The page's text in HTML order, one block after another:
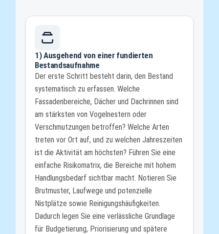
1) Ausgehend von einer fundierten
Bestandsaufnahme
Der erste Schritt besteht darin, den Bestand
systematisch zu erfassen. Welche
Fassadenbereiche, Dächer und Dachrinnen sind
am stärksten von Vogelnestern oder
Verschmutzungen betroffen? Welche Arten
treten vor Ort auf, und zu welchen Jahreszeiten
ist die Aktivität am höchsten? Führen Sie eine
einfache Risikomatrix, die Bereiche mit hohem
Handlungsbedarf sichtbar macht. Notieren Sie
Brutmuster, Laufwege und potenzielle
Nistplätze sowie Reinigungshäufigkeiten.
Dadurch legen Sie eine verlässliche Grundlage
für Budgetierung, Priorisierung und spätere